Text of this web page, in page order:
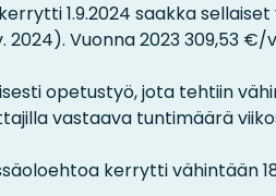
1.9.2024 saakka sellaiset
Vuonna 2023 309,53 €/
opetustyö, jota tehtiin
vastaava tuntimäärä
kerrytti vähintään